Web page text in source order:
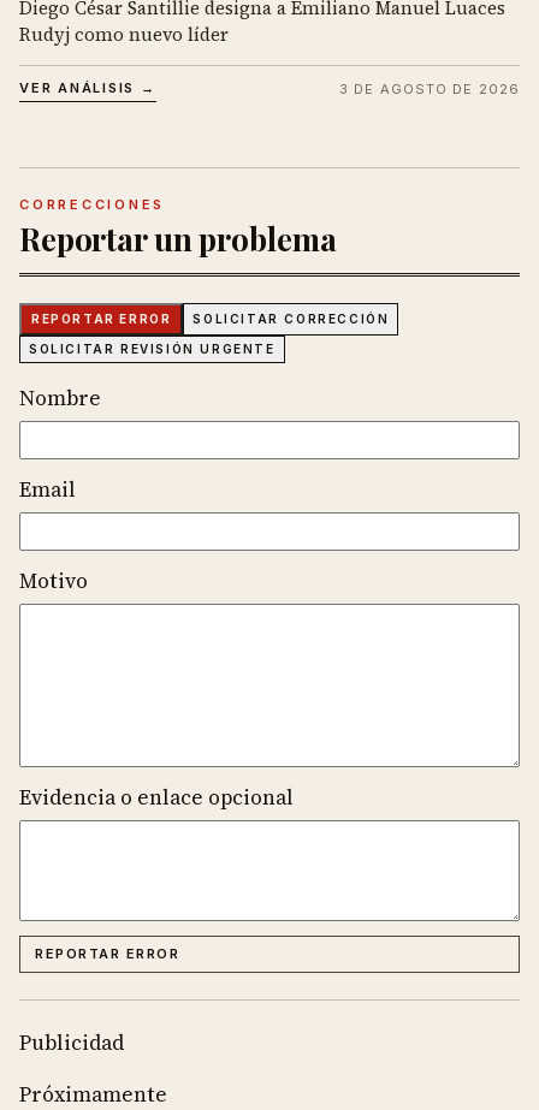
Diego César Santillie designa a Emiliano Manuel Luaces
Rudyj como nuevo líder
VER ANÁLISIS → 3 DE AGOSTO DE 2026
CORRECCIONES
Reportar un problema
REPORTAR ERROR SOLICITAR CORRECCIÓN
SOLICITAR REVISIÓN URGENTE
Nombre
Email
Motivo
Evidencia o enlace opcional
REPORTAR ERROR
Publicidad
Próximamente